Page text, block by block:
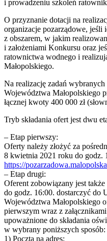
i prowadzeniu szkoleń
O przyznanie dotacji na
organizacje pozarządowe, jeśli
z obszarem, w jakim
i założeniami Konkursu oraz
ratownictwa wodnego i
Małopolskiego.
Na realizację zadań
Województwa Małopolskiego
łącznej kwoty 400 000 zł
Tryb składania ofert jest dwu
– Etap pierwszy:
Oferty należy złożyć za
8 kwietnia 2021 roku do godz.
https://
– Etap drugi:
Oferent zobowiązany jest
do godz. 16:00. dostarczyć do
Województwa Małopolskiego
pierwszym wraz z
upoważnione do składania
w wybrany poniższych sposób:
1) Pocztą na adres: